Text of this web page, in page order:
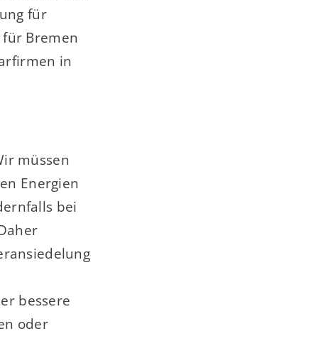
für
Bremen
in
müssen
Energien
bei
bessere
oder